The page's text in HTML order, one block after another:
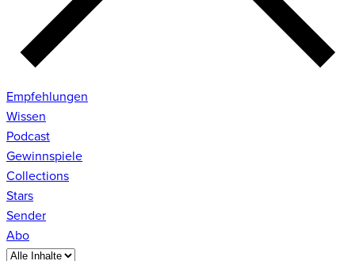
Empfehlungen
Wissen
Podcast
Gewinnspiele
Collections
Stars
Sender
Abo